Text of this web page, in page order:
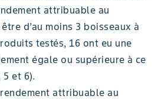
attribuable au
d’au moins 3 boisseaux à
testés, 16 ont eu une
égale ou supérieure à ce
et 6).
attribuable au